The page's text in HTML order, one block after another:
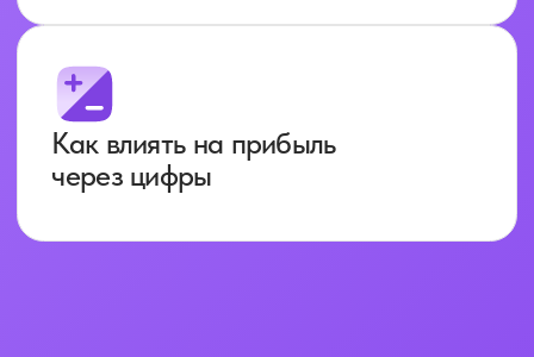
компанию
Как выйти из операционки
и перестать работать 24/7
Как управлять, а не «вести
клиентов»
Спикеры на форуме: